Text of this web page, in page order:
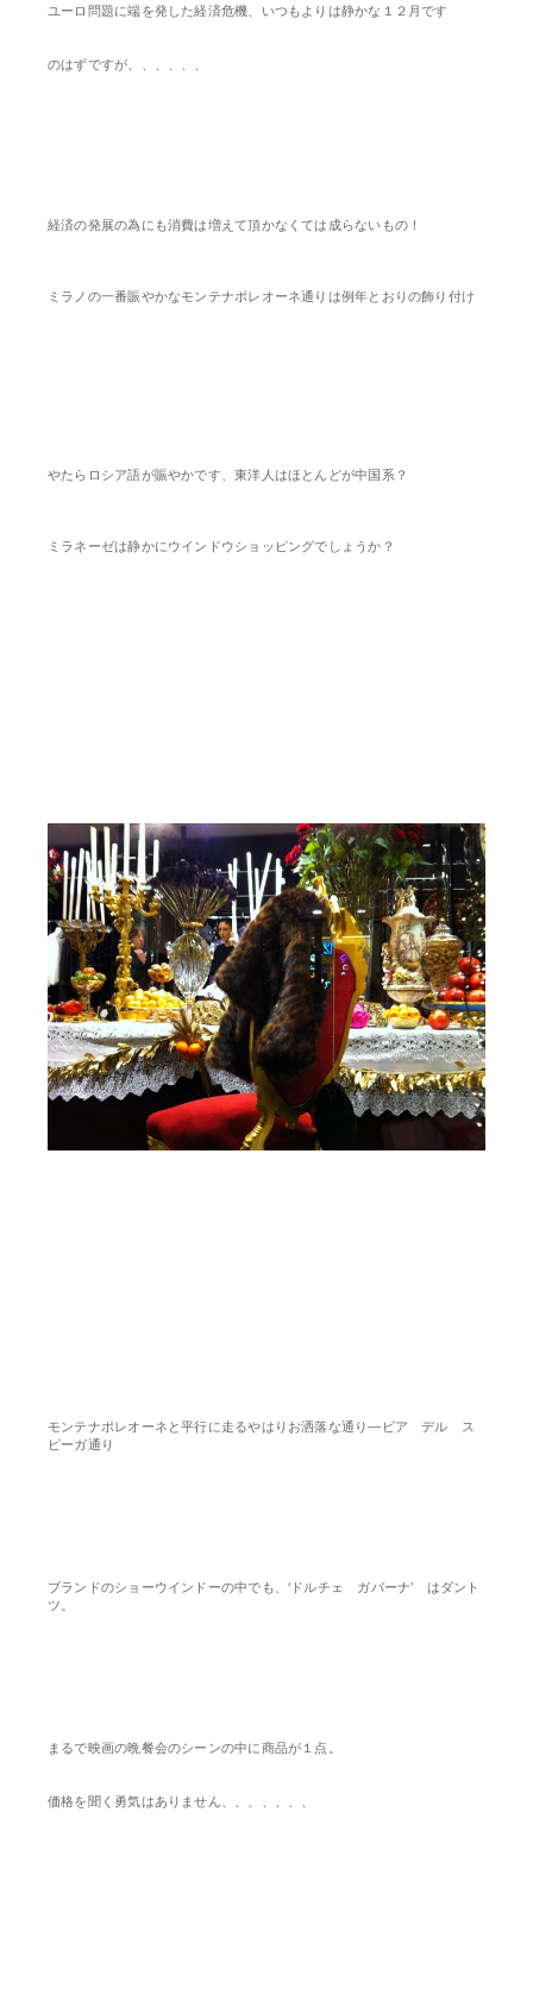
ユーロ問題に端を発した経済危機、いつもよりは静かな１２月です
のはずですが、、、、、、
経済の発展の為にも消費は増えて頂かなくては成らないもの！
ミラノの一番賑やかなモンテナポレオーネ通りは例年とおりの飾り付け
やたらロシア語が賑やかです、東洋人はほとんどが中国系？
ミラネーゼは静かにウインドウショッピングでしょうか？
モンテナポレオーネと平行に走るやはりお洒落な通り―ビア デル ス
ピーガ通り
ブランドのショーウインドーの中でも、‘ドルチェ ガバーナ’ はダント
ツ。
まるで映画の晩餐会のシーンの中に商品が１点。
価格を聞く勇気はありません、、、、、、、